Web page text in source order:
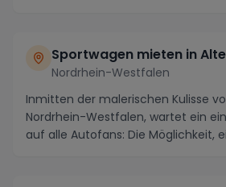
Sportwagen mieten in
Nordrhein-Westfalen
Inmitten der malerischen Kulisse
Nordrhein-Westfalen, wartet ein
auf alle Autofans: Die Möglichkeit,